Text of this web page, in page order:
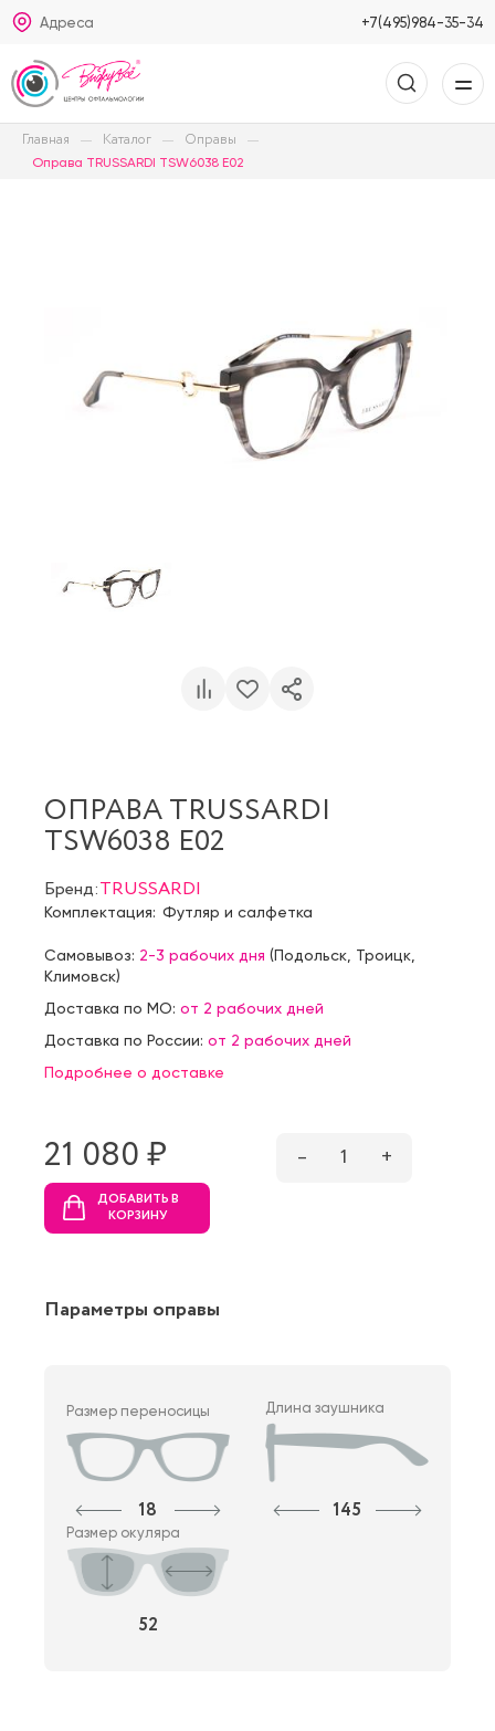
Адреса +7(495)984-35-34
Главная Каталог Оправы
Оправа TRUSSARDI TSW6038 E02
ОПРАВА TRUSSARDI
TSW6038 E02
Бренд:TRUSSARDI
Комплектация: Футляр и салфетка
Самовывоз: 2-3 рабочих дня (Подольск Троицк
Климовск)
Доставка по МО: от 2 рабочих дней
Доставка по России: от 2 рабочих дней
Подробнее о доставке
21 080 ₷ – 1 +
ДОБАВИТЬ В
КОРЗИНУ
Параметры оправы
Размер переносицы
18
Длина заушника
145
Размер окуляра
52